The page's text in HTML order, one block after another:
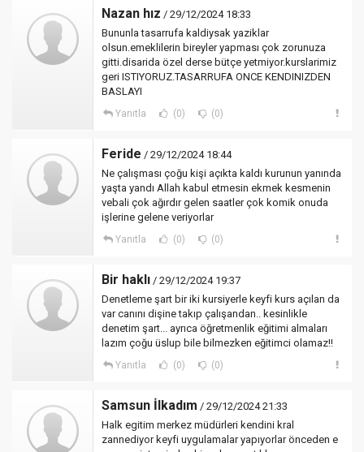
Nazan hız / 29/12/2024 18:33
Bununla tasarrufa kaldiysak yaziklar
olsun.emeklilerin bireyler yapması çok zorunuza
gitti.disarida özel derse bütçe yetmiyor.kurslarimiz
geri ISTIYORUZ.TASARRUFA ONCE KENDINIZDEN
BASLAYI
Yanıtla (0) (0)
Feride / 29/12/2024 18:44
Ne çalışması çoğu kişi açıkta kaldı kurunun yanında
yaşta yandı Allah kabul etmesin ekmek kesmenin
vebali çok ağırdır gelen saatler çok komik onuda
işlerine gelene veriyorlar
Yanıtla (0) (0)
Bir haklı / 29/12/2024 19:37
Denetleme şart bir iki kursiyerle keyfi kurs açılan da
var canını dişine takıp çalışandan.. kesinlikle
denetim şart... ayrıca öğretmenlik eğitimi almaları
lazım çoğu üslup bile bilmezken eğitimci olamaz!!
Yanıtla (0) (0)
Samsun İlkadım / 29/12/2024 21:33
Halk egitim merkez müdürleri kendini kral
zannediyor keyfi uygulamalar yapıyorlar önceden e